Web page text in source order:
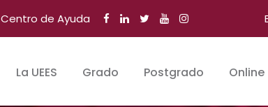
Centro de Ayuda
La UEES Grado Postgrado Online